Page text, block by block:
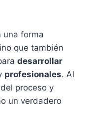
una forma
que también
desarrollar
profesionales. Al
proceso y
un verdadero